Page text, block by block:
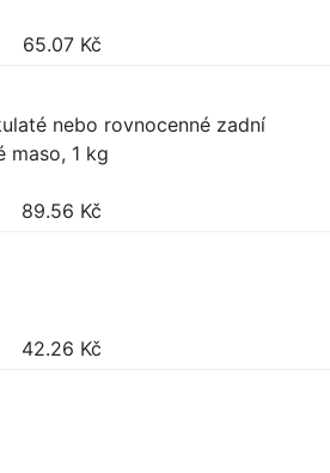
65.07 Kč
nebo rovnocenné zadní
maso, 1 kg
89.56 Kč
42.26 Kč